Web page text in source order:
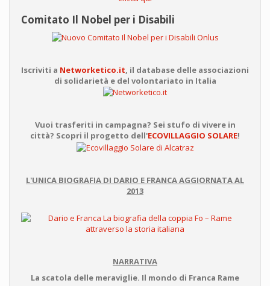
Comitato Il Nobel per i Disabili
Iscriviti a Networketico.it , il database delle associazioni
di solidarietà e del volontariato in Italia
Vuoi trasferiti in campagna? Sei stufo di vivere in
città? Scopri il progetto dell'ECOVILLAGGIO SOLARE!
L'UNICA BIOGRAFIA DI DARIO E FRANCA AGGIORNATA AL
2013
NARRATIVA
La scatola delle meraviglie. Il mondo di Franca Rame